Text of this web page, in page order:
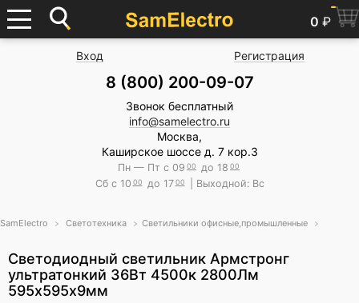
0 ₽
Вход Регистрация
8 (800) 200-09-07
Звонок бесплатный
info@samelectro.ru
Москва,
Каширское шоссе д. 7 кор.3
Пн — Пт с 09 00 до 18 00
Сб с 10 00 до 17 00 | Выходной: Вс
SamElectro Светотехника Светильники офисные,промышленные
Светодиодный светильник Армстронг
ультратонкий 36Вт 4500к 2800Лм
595х595х9мм